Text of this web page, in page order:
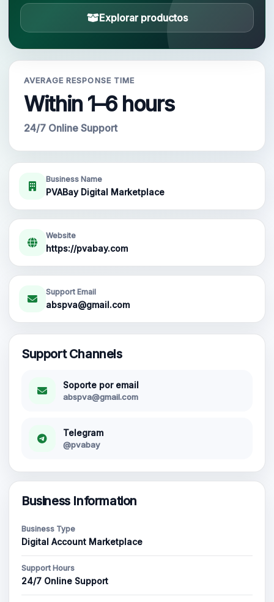
CATEGORÍAS
Google Voice
Cuentas de Gmail 2023
Cuentas de Gmail 2022
Forwarding Gmail
Cuentas Gmail Nuevas
Explorar productos
AVERAGE RESPONSE TIME
Within 1–6 hours
24/7 Online Support
Business Name
PVABay Digital Marketplace
Website
https://pvabay.com
Support Email
abspva@gmail.com
Support Channels
Soporte por email
abspva@gmail.com
Telegram
@pvabay
Business Information
Business Type
Digital Account Marketplace
Support Hours
24/7 Online Support